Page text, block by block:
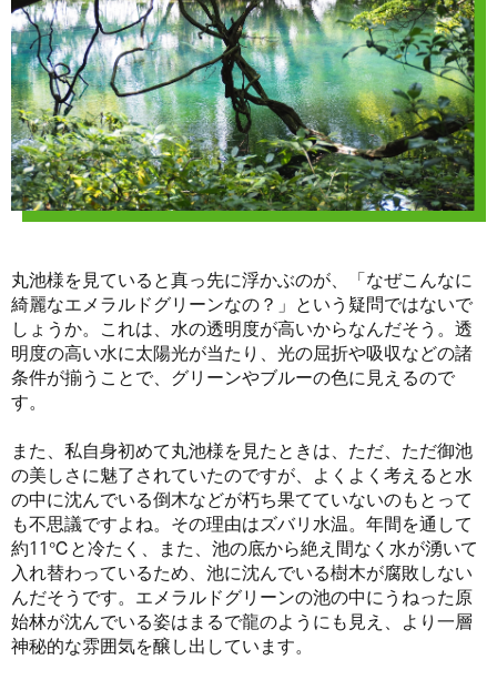
丸池様を見ていると真っ先に浮かぶのが、「なぜこんなに
綺麗なエメラルドグリーンなの？」という疑問ではないで
しょうか。これは、水の透明度が高いからなんだそう。透
明度の高い水に太陽光が当たり、光の屈折や吸収などの諸
条件が揃うことで、グリーンやブルーの色に見えるので
す。
また、私自身初めて丸池様を見たときは、ただ、ただ御池
の美しさに魅了されていたのですが、よくよく考えると水
の中に沈んでいる倒木などが朽ち果てていないのもとって
も不思議ですよね。その理由はズバリ水温。年間を通して
約11℃と冷たく、また、池の底から絶え間なく水が湧いて
入れ替わっているため、池に沈んでいる樹木が腐敗しない
んだそうです。エメラルドグリーンの池の中にうねった原
始林が沈んでいる姿はまるで龍のようにも見え、より一層
神秘的な雰囲気を醸し出しています。